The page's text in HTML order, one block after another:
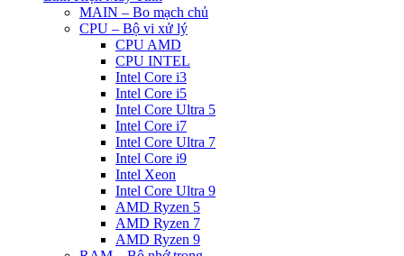
MAIN – Bo mạch chủ
CPU – Bộ vi xử lý
CPU AMD
CPU INTEL
Intel Core i3
Intel Core i5
Intel Core Ultra 5
Intel Core i7
Intel Core Ultra 7
Intel Core i9
Intel Xeon
Intel Core Ultra 9
AMD Ryzen 5
AMD Ryzen 7
AMD Ryzen 9